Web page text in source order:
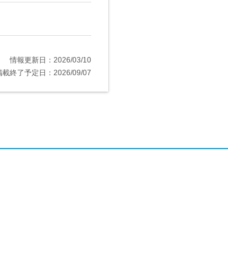
情報更新日：2026/03/10
載終了予定日：2026/09/07